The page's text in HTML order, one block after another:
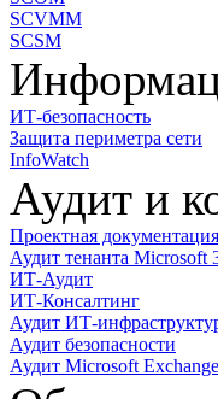
SCVMM
SCSM
ИТ-безопасность
Защита периметра сети
InfoWatch
Аудит и
Проектная документация
Аудит тенанта Microsoft
ИТ-Аудит
ИТ-Консалтинг
Аудит ИТ-
Аудит безопасности
Аудит Microsoft Exchange